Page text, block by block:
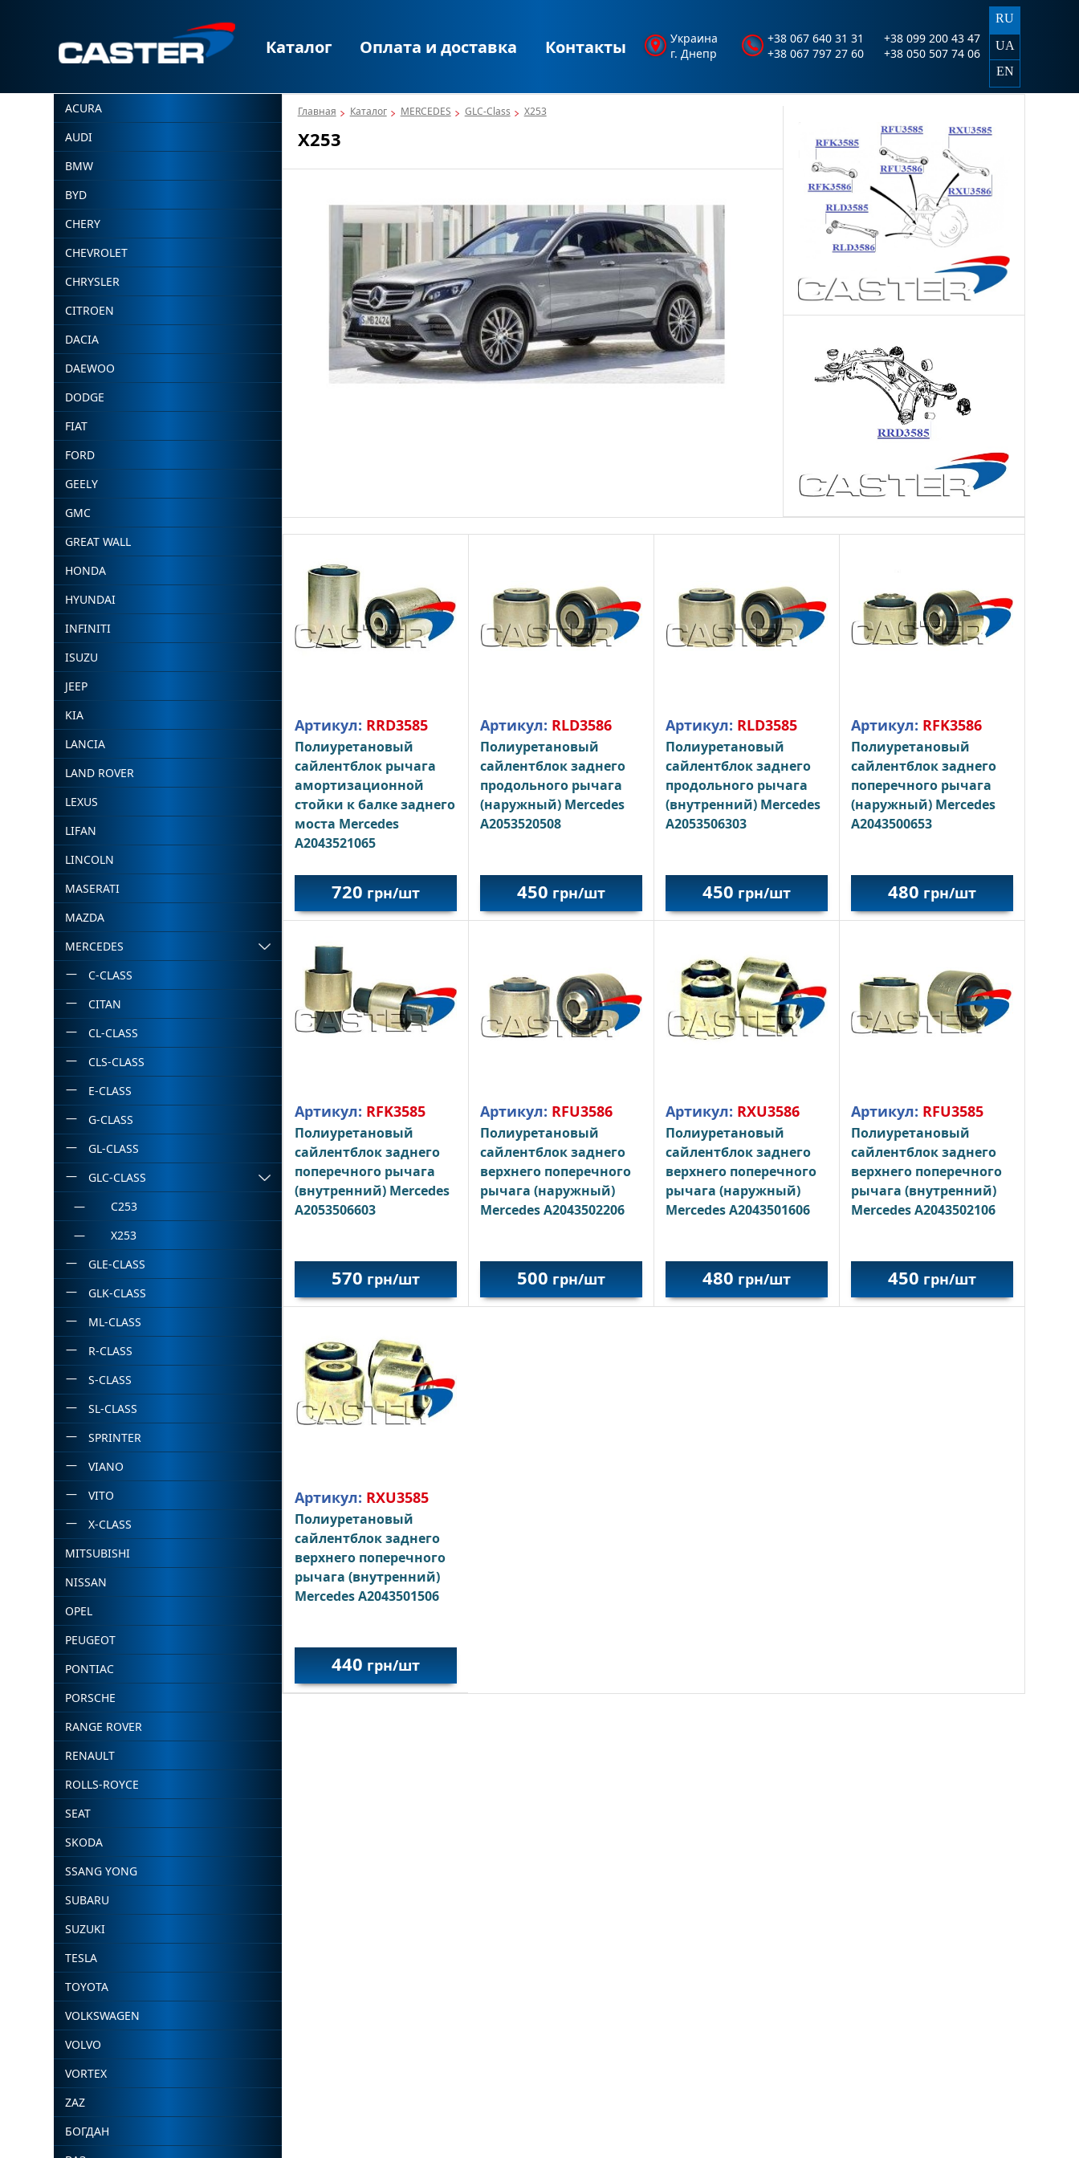
Каталог Оплата и доставка Контакты
Украина
г. Днепр
+38 067 640 31 31
+38 067 797 27 60
+38 099 200 43 47
+38 050 507 74 06
RU
UA
EN
ACURA
AUDI
BMW
BYD
CHERY
CHEVROLET
CHRYSLER
CITROEN
DACIA
DAEWOO
DODGE
FIAT
FORD
GEELY
GMC
GREAT WALL
HONDA
HYUNDAI
INFINITI
ISUZU
JEEP
KIA
LANCIA
LAND ROVER
LEXUS
LIFAN
LINCOLN
MASERATI
MAZDA
MERCEDES
C-CLASS
CITAN
CL-CLASS
CLS-CLASS
E-CLASS
G-CLASS
GL-CLASS
GLC-CLASS
C253
X253
GLE-CLASS
GLK-CLASS
ML-CLASS
R-CLASS
S-CLASS
SL-CLASS
SPRINTER
VIANO
VITO
X-CLASS
MITSUBISHI
NISSAN
OPEL
PEUGEOT
PONTIAC
PORSCHE
RANGE ROVER
RENAULT
ROLLS-ROYCE
SEAT
SKODA
SSANG YONG
SUBARU
SUZUKI
TESLA
TOYOTA
VOLKSWAGEN
VOLVO
VORTEX
ZAZ
БОГДАН
Главная Каталог MERCEDES GLC-Class X253
X253
Артикул: RRD3585
Полиуретановый
сайлентблок рычага
амортизационной
стойки к балке заднего
моста Mercedes
A2043521065
720 грн/шт
Артикул: RLD3586
Полиуретановый
сайлентблок заднего
продольного рычага
(наружный) Mercedes
A2053520508
450 грн/шт
Артикул: RLD3585
Полиуретановый
сайлентблок заднего
продольного рычага
(внутренний) Mercedes
A2053506303
450 грн/шт
Артикул: RFK3586
Полиуретановый
сайлентблок заднего
поперечного рычага
(наружный) Mercedes
A2043500653
480 грн/шт
Артикул: RFK3585
Полиуретановый
сайлентблок заднего
поперечного рычага
(внутренний) Mercedes
A2053506603
570 грн/шт
Артикул: RFU3586
Полиуретановый
сайлентблок заднего
верхнего поперечного
рычага (наружный)
Mercedes A2043502206
500 грн/шт
Артикул: RXU3586
Полиуретановый
сайлентблок заднего
верхнего поперечного
рычага (наружный)
Mercedes A2043501606
480 грн/шт
Артикул: RFU3585
Полиуретановый
сайлентблок заднего
верхнего поперечного
рычага (внутренний)
Mercedes A2043502106
450 грн/шт
Артикул: RXU3585
Полиуретановый
сайлентблок заднего
верхнего поперечного
рычага (внутренний)
Mercedes A2043501506
440 грн/шт